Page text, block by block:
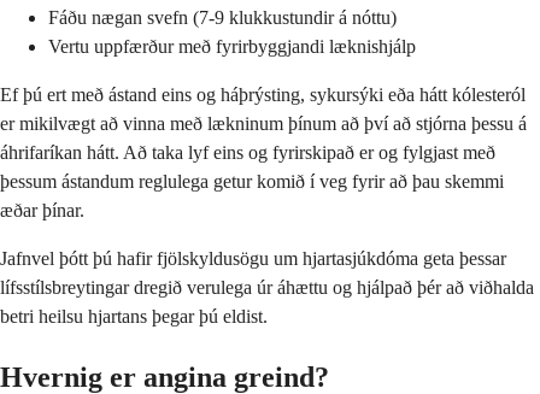
Fáðu nægan svefn (7-9 klukkustundir á nóttu)
Vertu uppfærður með fyrirbyggjandi læknishjálp
Ef þú ert með ástand eins og háþrýsting, sykursýki eða hátt kólesteról
er mikilvægt að vinna með lækninum þínum að því að stjórna þessu á
áhrifaríkan hátt. Að taka lyf eins og fyrirskipað er og fylgjast með
þessum ástandum reglulega getur komið í veg fyrir að þau skemmi
æðar þínar.
Jafnvel þótt þú hafir fjölskyldusögu um hjartasjúkdóma geta þessar
lífsstílsbreytingar dregið verulega úr áhættu og hjálpað þér að viðhalda
betri heilsu hjartans þegar þú eldist.
Hvernig er angina greind?